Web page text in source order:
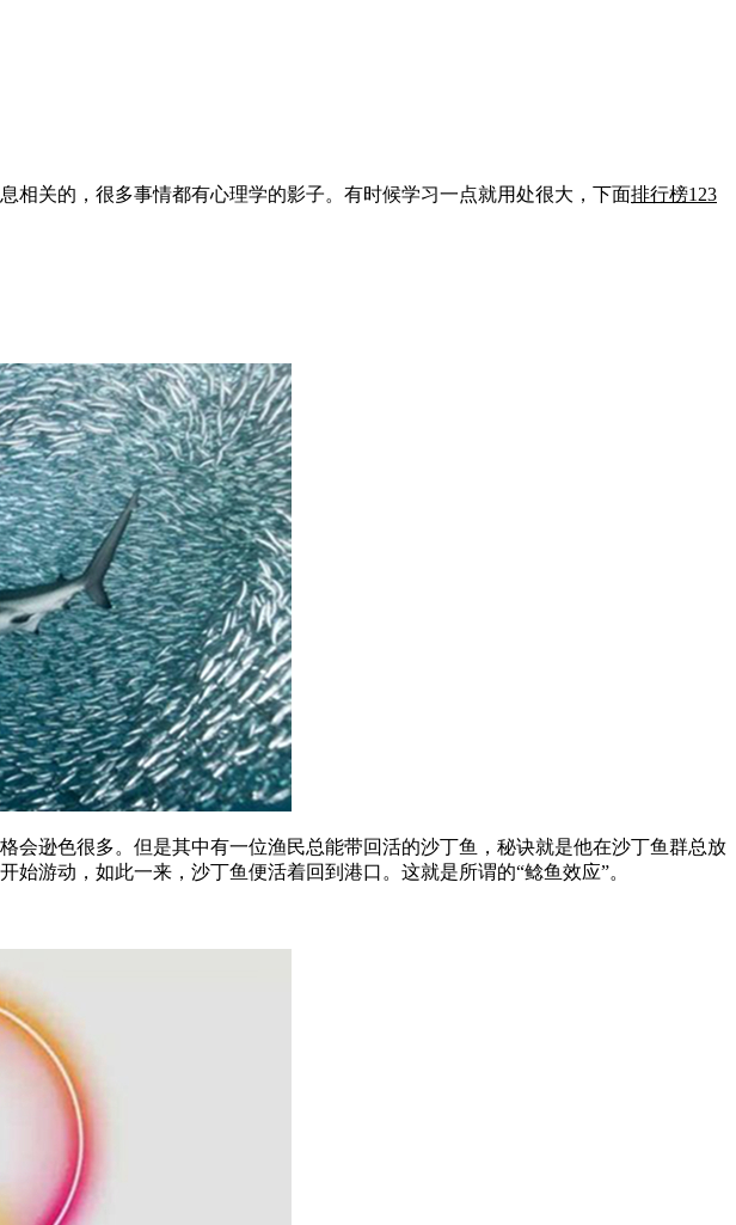
关的，很多事情都有心理学的影子。有时候学习一点就用处很大，下面排行榜123
逊色很多。但是其中有一位渔民总能带回活的沙丁鱼，秘诀就是他在沙丁鱼群总放
游动，如此一来，沙丁鱼便活着回到港口。这就是所谓的“鲶鱼效应”。